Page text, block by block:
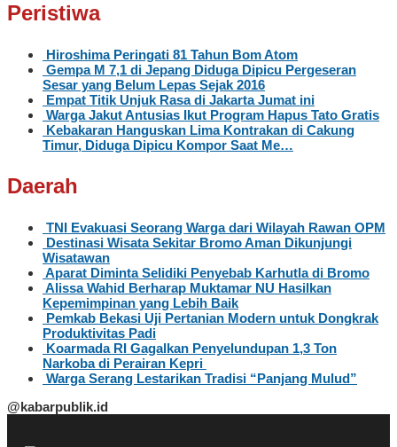
Peristiwa
Hiroshima Peringati 81 Tahun Bom Atom
Gempa M 7,1 di Jepang Diduga Dipicu Pergeseran
Sesar yang Belum Lepas Sejak 2016
Empat Titik Unjuk Rasa di Jakarta Jumat ini
Warga Jakut Antusias Ikut Program Hapus Tato Gratis
Kebakaran Hanguskan Lima Kontrakan di Cakung
Timur, Diduga Dipicu Kompor Saat Me…
Daerah
TNI Evakuasi Seorang Warga dari Wilayah Rawan OPM
Destinasi Wisata Sekitar Bromo Aman Dikunjungi
Wisatawan
Aparat Diminta Selidiki Penyebab Karhutla di Bromo
Alissa Wahid Berharap Muktamar NU Hasilkan
Kepemimpinan yang Lebih Baik
Pemkab Bekasi Uji Pertanian Modern untuk Dongkrak
Produktivitas Padi
Koarmada RI Gagalkan Penyelundupan 1,3 Ton
Narkoba di Perairan Kepri
Warga Serang Lestarikan Tradisi “Panjang Mulud”
@kabarpublik.id